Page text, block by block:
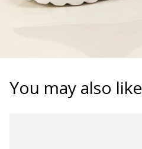
You may also like